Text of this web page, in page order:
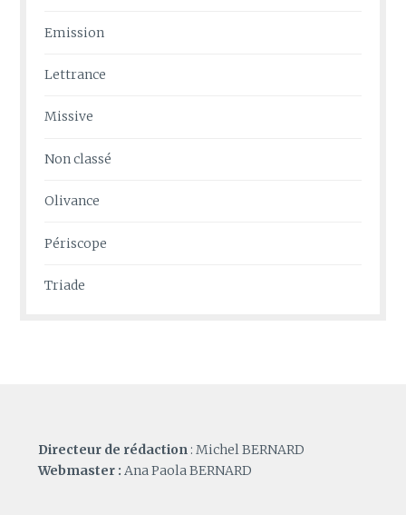
Emission
Lettrance
Missive
Non classé
Olivance
Périscope
Triade
Directeur de rédaction : Michel BERNARD
Webmaster : Ana Paola BERNARD